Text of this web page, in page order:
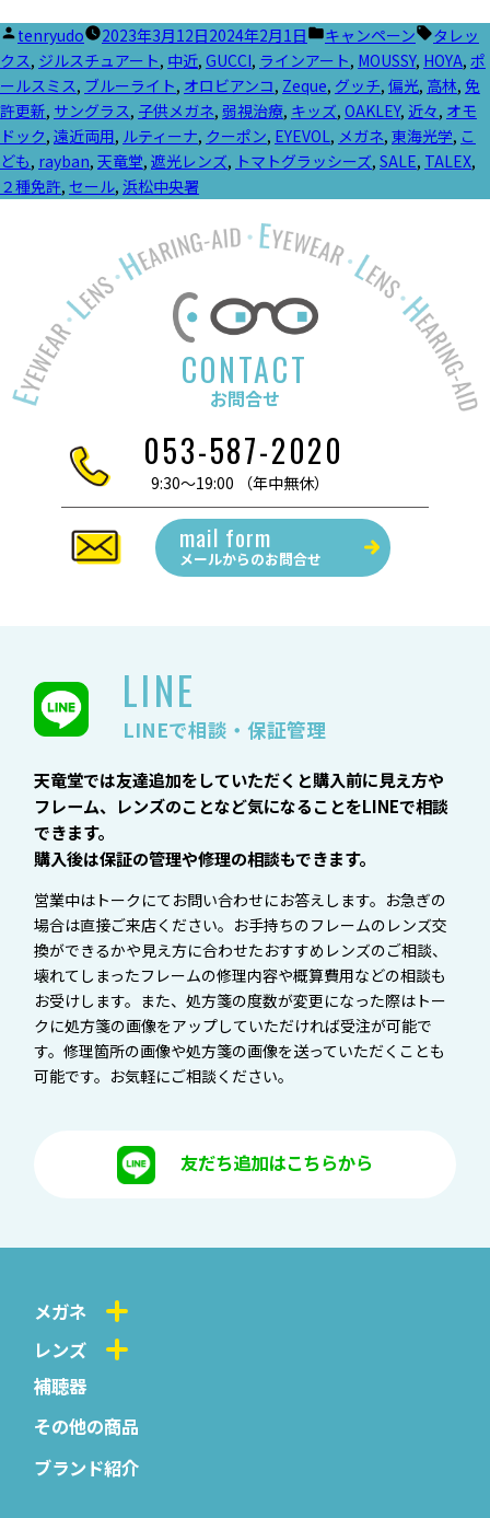
投
稿
者:
tenryudo 2023年3月12日2024年2月1日
カ
テ
ゴ
リ
ー:
キャンペーン
タ
グ:
タレッ
クス, ジルスチュアート, 中近, GUCCI, ラインアート, MOUSSY, HOYA, ポ
ールスミス, ブルーライト, オロビアンコ, Zeque, グッチ, 偏光, 高林, 免
許更新, サングラス, 子供メガネ, 弱視治療, キッズ, OAKLEY, 近々, オモ
ドック, 遠近両用, ルティーナ, クーポン, EYEVOL, メガネ, 東海光学, こ
ども, rayban, 天竜堂, 遮光レンズ, トマトグラッシーズ, SALE, TALEX,
２種免許, セール, 浜松中央署
CONTACT
お問合せ
053-587-2020
9:30～19:00 （年中無休）
mail form
メールからのお問合せ
LINE
LINEで相談・保証管理
天竜堂では友達追加をしていただくと購入前に見え方や
フレーム、レンズのことなど気になることをLINEで相談
できます。
購入後は保証の管理や修理の相談もできます。
営業中はトークにてお問い合わせにお答えします。お急ぎの
場合は直接ご来店ください。お手持ちのフレームのレンズ交
換ができるかや見え方に合わせたおすすめレンズのご相談、
壊れてしまったフレームの修理内容や概算費用などの相談も
お受けします。また、処方箋の度数が変更になった際はトー
クに処方箋の画像をアップしていただければ受注が可能で
す。修理箇所の画像や処方箋の画像を送っていただくことも
可能です。お気軽にご相談ください。
友だち追加はこちらから
メガネ
レンズ
補聴器
その他の商品
ブランド紹介